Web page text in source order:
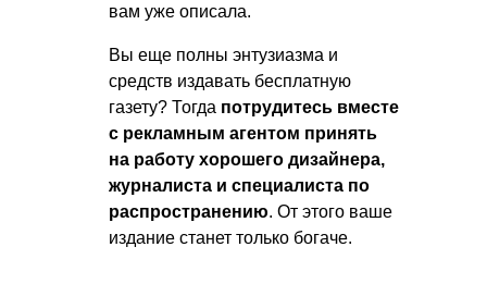
вам уже описала.
Вы еще полны энтузиазма и
средств издавать бесплатную
газету? Тогда потрудитесь вместе
с рекламным агентом принять
на работу хорошего дизайнера,
журналиста и специалиста по
распространению. От этого ваше
издание станет только богаче.